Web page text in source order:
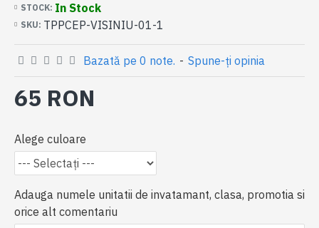
STOCK: In Stock
SKU: TPPCEP-VISINIU-01-1
Bazată pe 0 note. - Spune-ţi opinia
65 RON
Alege culoare
Adauga numele unitatii de invatamant, clasa, promotia si
orice alt comentariu